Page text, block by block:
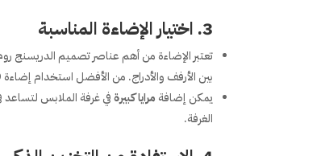
3. اختيار الإضاءة المناسبة
تعتبر الإضاءة من أهم عناصر تصميم الدريسنج
بين الأرفف والأدراج. من الأفضل استخدام إضاءة
يمكن إضافة مرايا كبيرةفي غرفة الملابس
الغرفة.